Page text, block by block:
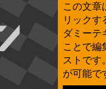
この文章
リックす
ダミーテ
ことで編
ストです
が可能で